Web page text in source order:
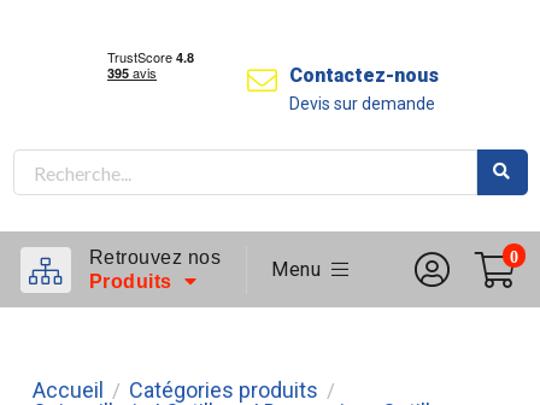
Contactez-nous
Devis sur demande
Retrouvez nos
Produits
Menu
0
Accueil / Catégories produits /